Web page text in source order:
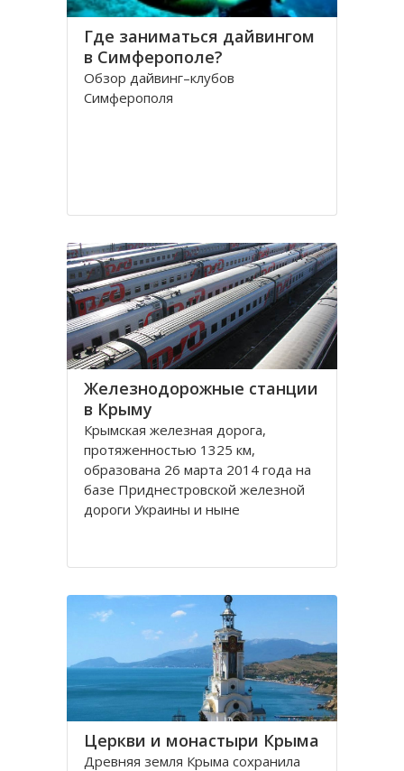
Где заниматься дайвингом
в Симферополе?
Обзор дайвинг–клубов
Симферополя
Железнодорожные станции
в Крыму
Крымская железная дорога,
протяженностью 1325 км,
образована 26 марта 2014 года на
базе Приднестровской железной
дороги Украины и ныне
Республики Крым.
Следы обитания древнего
человека на крымской земле
насчитывает около 100000 лет
Церкви и монастыри Крыма
Древняя земля Крыма сохранила